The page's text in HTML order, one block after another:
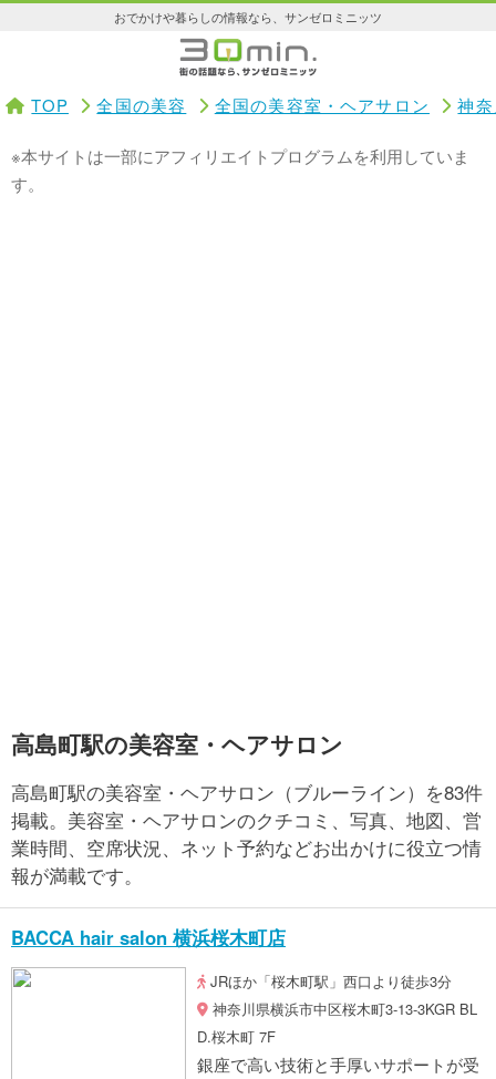
おでかけや暮らしの情報なら、サンゼロミニッツ
TOP 全国の美容 全国の美容室・ヘアサロン 神
※本サイトは一部にアフィリエイトプログラムを利用していま
す。
高島町駅の美容室・ヘアサロン
高島町駅の美容室・ヘアサロン（ブルーライン）を83件
掲載。美容室・ヘアサロンのクチコミ、写真、地図、営
業時間、空席状況、ネット予約などお出かけに役立つ情
報が満載です。
BACCA hair salon 横浜桜木町店
JRほか「桜木町駅」西口より徒歩3分
神奈川県横浜市中区桜木町3-13-3KGR BL
D.桜木町 7F
銀座で高い技術と手厚いサポートが受